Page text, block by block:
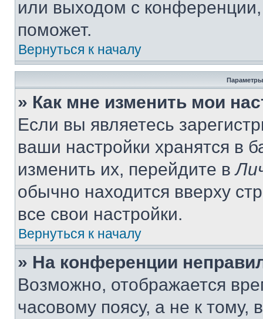
или выходом с
поможет.
Вернуться к началу
Параметры
» Как мне изменить мои
Если вы являетесь
ваши настройки хранятся в
изменить их, перейдите в
обычно находится вверху
все свои настройки.
Вернуться к началу
» На конференции
Возможно, отображается
часовому поясу, а не к тому,